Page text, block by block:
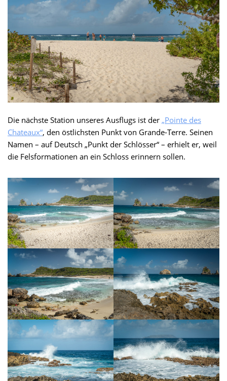
Die nächste Station unseres Ausflugs ist der „Pointe des
Chateaux“, den östlichsten Punkt von Grande-Terre. Seinen
Namen – auf Deutsch „Punkt der Schlösser“ – erhielt er, weil
die Felsformationen an ein Schloss erinnern sollen.